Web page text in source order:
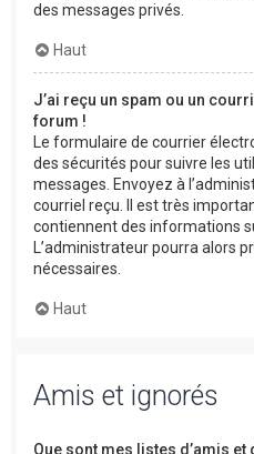
des messages privés.
Haut
J’ai reçu un spam ou un
forum !
Le formulaire de courrier
des sécurités pour suivre les
messages. Envoyez à
courriel reçu. Il est très
contiennent des informations
L’administrateur pourra alors
nécessaires.
Haut
Amis et ignorés
Que sont mes listes d’amis et